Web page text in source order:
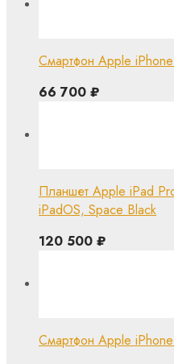
Смартфон Apple
66 700 ₽
Планшет Apple iPad
iPadOS, Space Black
120 500 ₽
Смартфон Apple